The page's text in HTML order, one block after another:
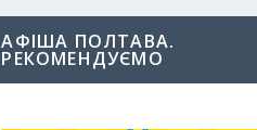
АФІША ПОЛТАВА.
РЕКОМЕНДУЄМО